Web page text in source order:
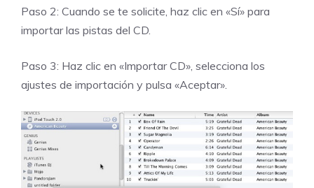
Paso 2: Cuando se te solicite, haz clic en «Sí» para
importar las pistas del CD.
Paso 3: Haz clic en «Importar CD», selecciona los
ajustes de importación y pulsa «Aceptar».